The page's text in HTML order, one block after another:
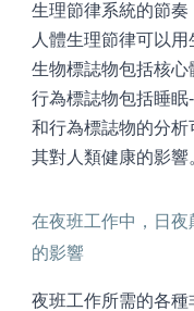
生理節律系統的節奏
人體生理節律可以
生物標誌物包括核心
行為標誌物包括睡
和行為標誌物的分
其對人類健康的影響
在夜班工作中，日
的影響
夜班工作所需的各